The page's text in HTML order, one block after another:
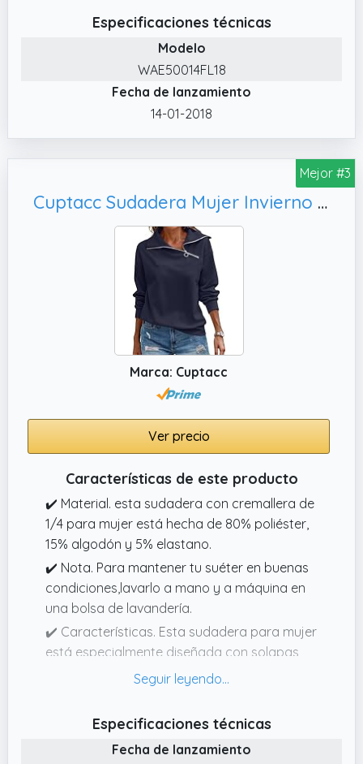
Especificaciones técnicas
Modelo
WAE50014FL18
Fecha de lanzamiento
14-01-2018
Mejor #3
Cuptacc Sudadera Mujer Invierno Basica Color Puro Sudadera Mujer Sin Capucha Moda Cuello 1/4 Manga Larga Top Azul Marino, Medium M 38-40
Marca: Cuptacc
Ver precio
Características de este producto
✔️ Material. esta sudadera con cremallera de
1/4 para mujer está hecha de 80% poliéster,
15% algodón y 5% elastano.
✔️ Nota. Para mantener tu suéter en buenas
condiciones,lavarlo a mano y a máquina en
una bolsa de lavandería.
✔️ Características. Esta sudadera para mujer
está especialmente diseñada con solapas,
hombros caídos, cremallera asimétrica,
pasará de moda.
✔️ A juego. la moderna blusa con cremallera
Especificaciones técnicas
Fecha de lanzamiento